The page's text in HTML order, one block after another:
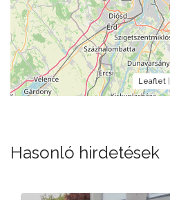
Leaflet
Hasonló hirdetések